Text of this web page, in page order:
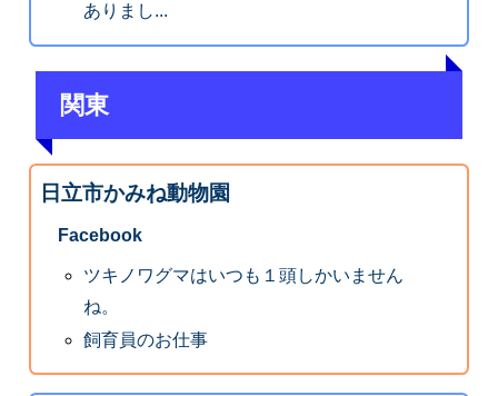
ありまし...
関東
日立市かみね動物園
Facebook
ツキノワグマはいつも１頭しかいません
ね。
飼育員のお仕事